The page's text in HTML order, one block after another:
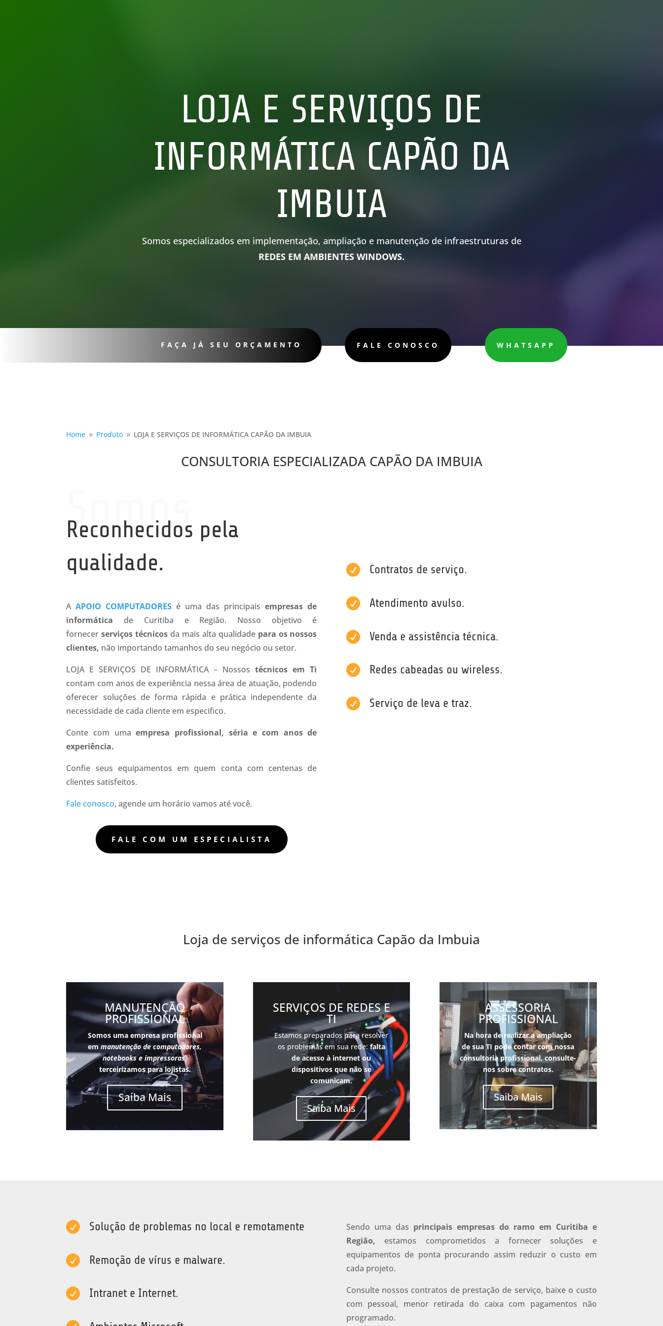
LOJA E SERVIÇOS DE
INFORMÁTICA CAPÃO DA
IMBUIA
Somos especializados em implementação, ampliação e manutenção de infraestruturas de
REDES EM AMBIENTES WINDOWS.
FAÇA JÁ SEU ORÇAMENTO FALE CONOSCO WHATSAPP
Home 9 Produto 9 LOJA E SERVIÇOS DE INFORMÁTICA CAPÃO DA IMBUIA
CONSULTORIA ESPECIALIZADA CAPÃO DA IMBUIA
Somos
Reconhecidos pela
qualidade.
AAPOIO COMPUTADORES é uma das principaisempresas de
informática de Curitiba e Região. Nosso objetivo é
fornecerserviços técnicos da mais alta qualidade para os nossos
clientes, não importando tamanhos do seu negócio ou setor.
LOJA E SERVIÇOS DE INFORMÁTICA – Nossostécnicos em Ti
contam com anos de experiência nessa área de atuação, podendo
oferecer soluções de forma rápida e prática independente da
necessidade de cada cliente em especifico.
Conte com umaempresa profissional, séria e com anos de
experiência.
Confie seus equipamentos em quem conta com centenas de
clientes satisfeitos.
Fale conosco, agende um horário vamos até você.
FALE COM UM ESPECIALISTA
 Contratos de serviço.
 Atendimento avulso.
 Venda e assistência técnica.
 Redes cabeadas ou wireless.
 Serviço de leva e traz.
Loja de serviços de informática Capão da Imbuia
MANUTENÇÃO
PROFISSIONAL
Somos uma empresa profissional
emmanutenção de computadores,
notebooks e impressoras,
terceirizamos para lojistas.
Saiba Mais
SERVIÇOS DE REDES E
TI
Estamos preparados para resolver
os problemas em sua rede:falta
de acesso à internet ou
dispositivos que não se
comunicam.
Saiba Mais
ASSESSORIA
PROFISSIONAL
Na hora de realizar a ampliação
de sua TI pode contar com nossa
consultoria profissional, consulte-
nos sobre contratos.
Saiba Mais
 Solução de problemas no local e remotamente
 Remoção de vírus e malware.
 Intranet e Internet.
Sendo uma das principais empresas do ramo em Curitiba e
Região, estamos comprometidos a fornecer soluções e
equipamentos de ponta procurando assim reduzir o custo em
cada projeto.
Consulte nossos contratos de prestação de serviço, baixe o custo
com pessoal, menor retirada do caixa com pagamentos não
programado.